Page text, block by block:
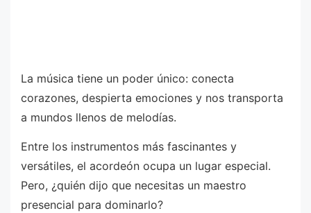
La música tiene un poder único: conecta
corazones, despierta emociones y nos transporta
a mundos llenos de melodías.
Entre los instrumentos más fascinantes y
versátiles, el acordeón ocupa un lugar especial.
Pero, ¿quién dijo que necesitas un maestro
presencial para dominarlo?